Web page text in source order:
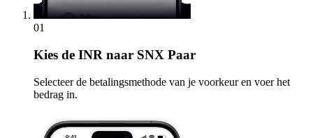
01
Kies de INR naar SNX Paar
Selecteer de betalingsmethode van je voorkeur en voer het
bedrag in.